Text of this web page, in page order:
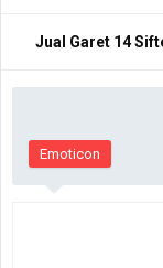
Jual Garet 14
Emoticon